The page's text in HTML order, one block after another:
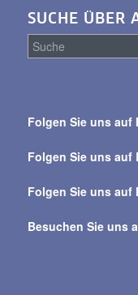
SUCHE ÜBER
alle
Folgen Sie uns auf
Folgen Sie uns auf
Folgen Sie uns auf
Besuchen Sie uns